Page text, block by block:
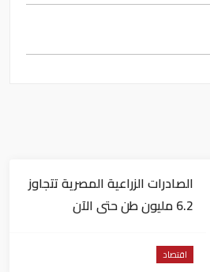
الصادرات الزراعية المصرية تتجاوز
6.2 مليون طن حتى الآن
اقتصاد